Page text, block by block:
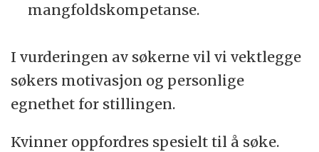
mangfoldskompetanse.
I vurderingen av søkerne vil vi vektlegge
søkers motivasjon og personlige
egnethet for stillingen.
Kvinner oppfordres spesielt til å søke.